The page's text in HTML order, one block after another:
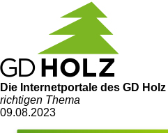
Die Internetportale des GD Holz
richtigen Thema
09.08.2023